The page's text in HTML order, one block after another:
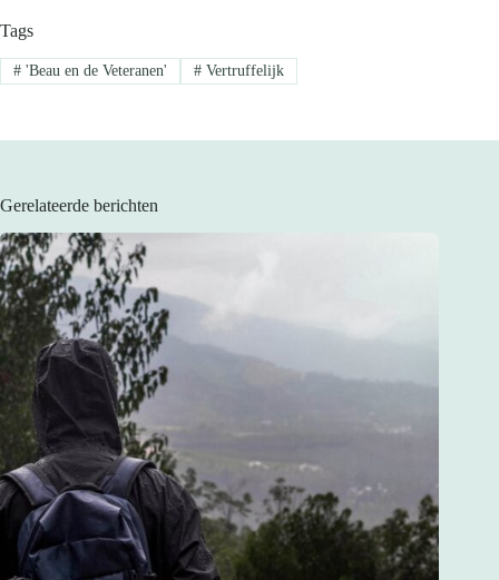
Tags
#'Beau en de Veteranen' #Vertruffelijk
Gerelateerde berichten